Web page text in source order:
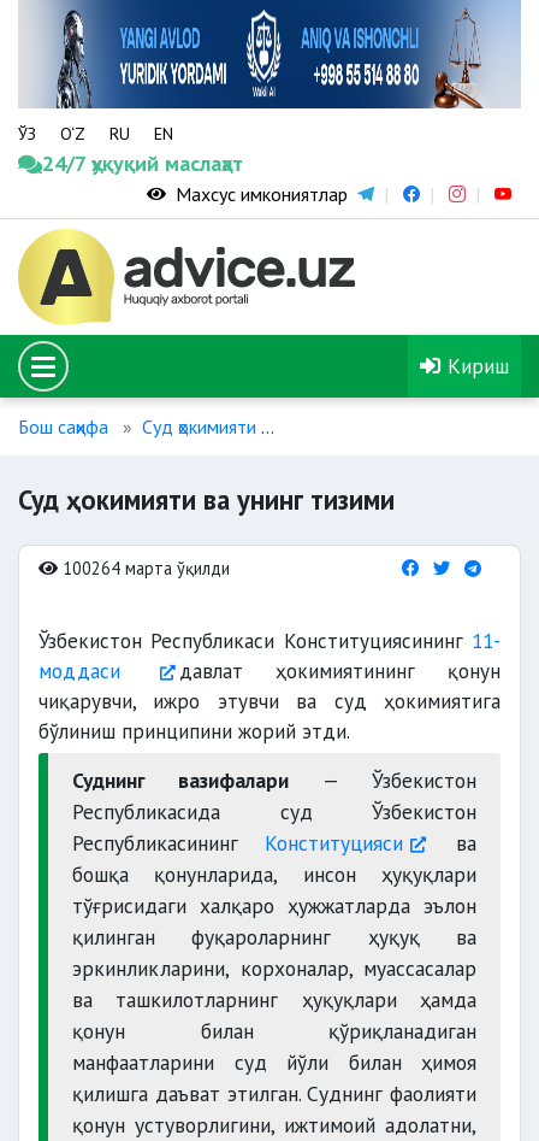
ЎЗ O‘Z RU EN
24/7 ҳуқуқий маслаҳат
Махсус имкониятлар
Кириш
Бош саҳифа Суд ҳокимияти
Суд ҳокимияти ва унинг тизими
100264 марта ўқилди
Ўзбекистон Республикаси Конституциясининг 11-
моддаси
давлат ҳокимиятининг қонун
чиқарувчи, ижро этувчи ва суд ҳокимиятига
бўлиниш принципини жорий этди.
Суднинг вазифалари — Ўзбекистон
Республикасида суд Ўзбекистон
Республикасининг Конституцияси
ва
бошқа қонунларида, инсон ҳуқуқлари
тўғрисидаги халқаро ҳужжатларда эълон
қилинган фуқароларнинг ҳуқуқ ва
эркинликларини, корхоналар, муассасалар
ва ташкилотларнинг ҳуқуқлари ҳамда
қонун билан қўриқланадиган
манфаатларини суд йўли билан ҳимоя
қилишга даъват этилган. Суднинг фаолияти
қонун устуворлигини, ижтимоий адолатни,